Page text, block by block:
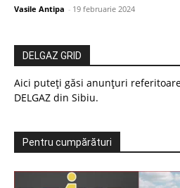
Vasile Antipa - 19 februarie 2024
DELGAZ GRID
Aici puteți găsi anunțuri
DELGAZ din Sibiu.
Pentru cumpărături